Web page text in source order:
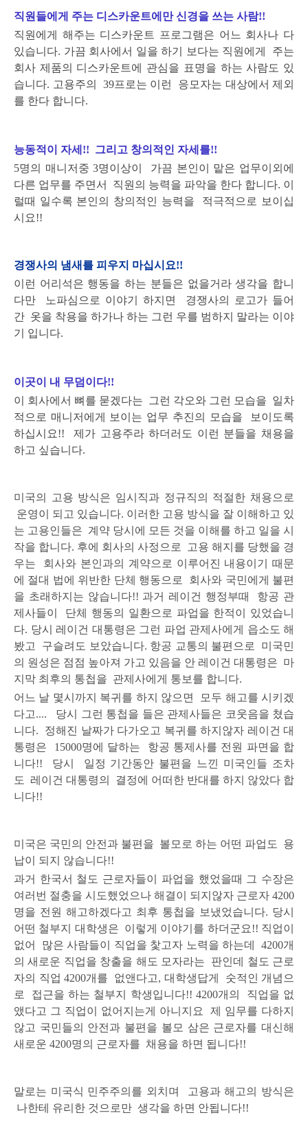
직원들에게 주는 디스카운트에만 신경을 쓰는 사람!!
직원에게 해주는 디스카운트 프로그램은 어느 회사나 다
있습니다. 가끔 회사에서 일을 하기 보다는 직원에게 주는
회사 제품의 디스카운트에 관심을 표명을 하는 사람도 있
습니다. 고용주의 39프로는 이런 응모자는 대상에서 제외
를 한다 합니다.
능동적이 자세!! 그리고 창의적인 자세를!!
5명의 매니저중 3명이상이 가끔 본인이 맡은 업무이외에
다른 업무를 주면서 직원의 능력을 파악을 한다 합니다. 이
럴때 일수록 본인의 창의적인 능력을 적극적으로 보이십
시요!!
경쟁사의 냄새를 피우지 마십시요!!
이런 어리석은 행동을 하는 분들은 없을거라 생각을 합니
다만 노파심으로 이야기 하지면 경쟁사의 로고가 들어
간 옷을 착용을 하가나 하는 그런 우를 범하지 말라는 이야
기 입니다.
이곳이 내 무덤이다!!
이 회사에서 뼈를 묻겠다는 그런 각오와 그런 모습을 일차
적으로 매니저에게 보이는 업무 추진의 모습을
보이도록
하십시요!! 제가 고용주라 하더러도 이런 분들을 채용을
하고 싶습니다.
미국의 고용 방식은 임시직과 정규직의 적절한 채용으로
운영이 되고 있습니다. 이러한 고용 방식을 잘 이해하고 있
는 고용인들은 계약 당시에 모든 것을 이해를 하고 일을 시
작을 합니다. 후에 회사의 사정으로 고용 해지를 당했을 경
우는 회사와 본인과의 계약으로 이루어진 내용이기 때문
에 절대 법에 위반한 단체 행동으로 회사와 국민에게 불편
을 초래하지는 않습니다!! 과거 레이건 행정부때 항공 관
제사들이 단체 행동의 일환으로 파업을 한적이 있었습니
다. 당시 레이건 대통령은 그런 파업 관제사에게 읍소도 해
봤고 구슬려도 보았습니다. 항공 교통의 불편으로 미국민
의 원성은 점점 높아져 가고 있음을 안 레이건 대통령은 마
지막 최후의 통첩을 관제사에게 통보를 합니다.
어느 날 몇시까지 복귀를 하지 않으면 모두 해고를 시키겠
다고.... 당시 그런 통첩을 들은 관제사들은 코웃음을 쳤습
니다. 정해진 날짜가 다가오고 복귀를 하지않자 레이건 대
통령은 15000명에 달하는 항공 통제사를 전원 파면을 합
니다!! 당시 일정 기간동안 불편을 느낀 미국인들 조차
도 레이건 대통령의 결정에 어떠한 반대를 하지 않았다 합
니다!!
미국은 국민의 안전과 불편 을 볼모로 하는 어떤 파업도 용
납이 되지 않습니다!!
과거 한국서 철도 근로자들이 파업을 했었을때 그 수장은
여러번 절충을 시도했었으나 해결이 되지않자 근로자 4200
명을 전원 해고하겠다고 최후 통첩을 보냈었습니다. 당시
어떤 철부지 대학생은 이렇게 이야기를 하더군요!! 직업이
없어 많은 사람들이 직업을 찿고자 노력을 하는데 4200개
의 새로운 직업을 창출을 해도 모자라는 판인데 철도 근로
자의 직업 4200개를 없앤다고, 대학생답게 숫적인 개념으
로 접근을 하는 철부지 학생입니다!! 4200개의 직업을 없
앴다고 그 직업이 없어 지는게 아니지요 제 임무를 다하지
않고 국민들의 안전과 불편을 볼모 삼은 근로자를 대신해
새로운 4200명의 근로자를 채용을 하면 됩니다!!
말로는 미국식 민주주의를 외치며 고용과 해고의 방식은
나한테 유리한 것으로만 생각을 하면 안됩니다!!